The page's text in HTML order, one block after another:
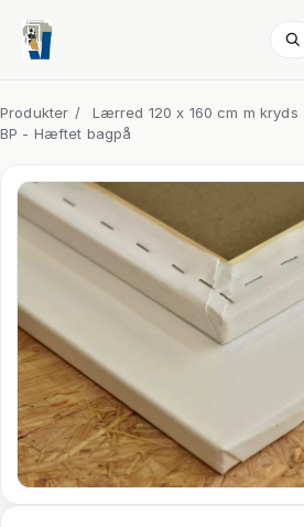
Produkter /
Lærred 120 x 160 cm m kryds
BP - Hæftet bagpå